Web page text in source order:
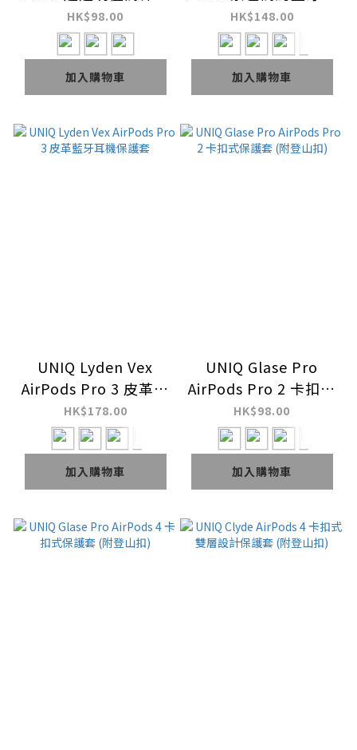
套 (附登山扣)
HK$98.00
加入購物車
機液態矽膠保護套 (附
手繩)
HK$148.00
加入購物車
UNIQ Lyden Vex
AirPods Pro 3 皮革藍
牙耳機保護套
HK$178.00
加入購物車
UNIQ Glase Pro
AirPods Pro 2 卡扣式
保護套 (附登山扣)
HK$98.00
加入購物車